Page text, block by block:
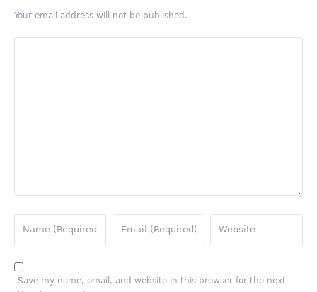
Your email address will not be published.
Save my name, email, and website in this browser for the next